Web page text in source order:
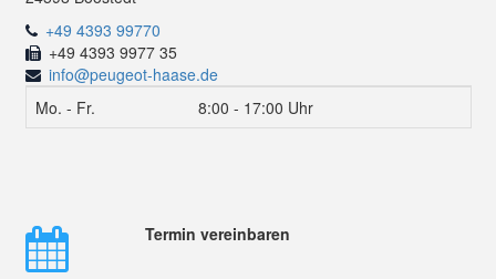
+49 4393 99770
+49 4393 9977 35
info@peugeot-haase.de
Mo. - Fr.
8:00 - 17:00 Uhr
Termin vereinbaren